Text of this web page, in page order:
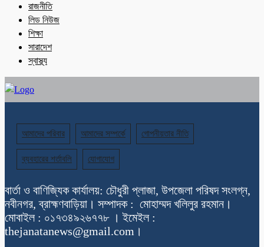
রাজনীতি
লিড নিউজ
শিক্ষা
সারাদেশ
স্বাস্থ্য
আমাদের পরিবার আমাদের সম্পর্কে গোপনীয়তার নীতি
ব্যবহারের শর্তাবলি যোগাযোগ
বার্তা ও বাণিজ্যিক কার্যালয়: চৌধুরী প্লাজা, উপজেলা পরিষদ সংলগ্ন,
নবীনগর, ব্রাহ্মণবাড়িয়া। সম্পাদক : মোহাম্মদ খলিলুর রহমান।
মোবাইল : ০১৭৩৪৯২৬৭৭৮ । ইমেইল :
thejanatanews@gmail.com।